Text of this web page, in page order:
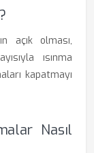
açık olması,
ısınma
kapatmayı
Nasıl